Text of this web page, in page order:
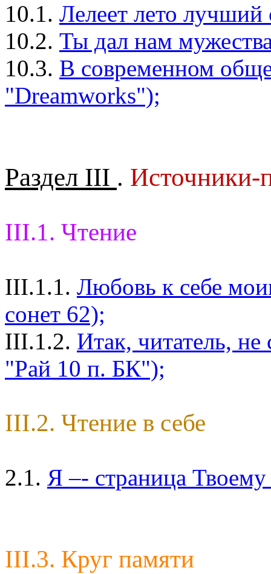
10.1. Лелеет лето
10.2. Ты дал нам
10.3. В современном
"Dreamworks");
Раздел III .
III.1. Чтение
III.1.1. Любовь к себе
сонет 62);
III.1.2. Итак, читатель,
"Рай 10 п. БК");
III.2. Чтение в себе
2.1. Я –- страница
III.3. Круг памяти